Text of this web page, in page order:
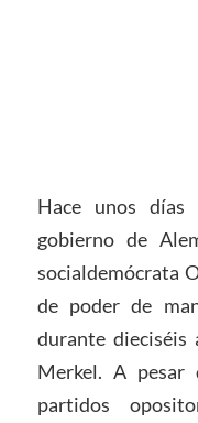
Hace unos
gobierno de
socialdemócrata
de poder de
durante dieciséis
Merkel. A
partidos